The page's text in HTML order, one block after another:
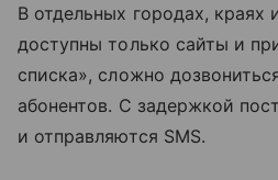
В отдельных городах, краях
доступны только сайты и
списка», сложно
абонентов. С задержкой
и отправляются SMS.